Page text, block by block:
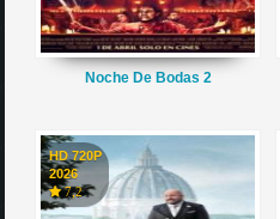
Noche De Bodas 2
HD 720P
2026
7,2